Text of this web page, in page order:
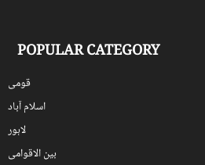
POPULAR CATEGORY
قومی
اسلام آباد
لاہور
بین الاقوامی